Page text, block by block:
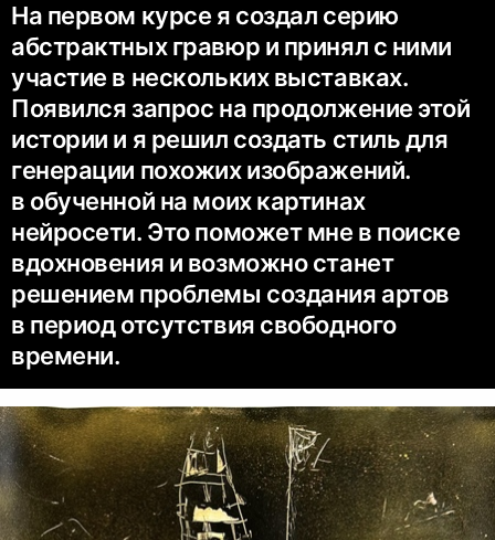
На первом курсе я создал серию
абстрактных гравюр и принял с ними
участие в нескольких выставках.
Появился запрос на продолжение этой
истории и я решил создать стиль для
генерации похожих изображений.
в обученной на моих картинах
нейросети. Это поможет мне в поиске
вдохновения и возможно станет
решением проблемы создания артов
в период отсутствия свободного
времени.